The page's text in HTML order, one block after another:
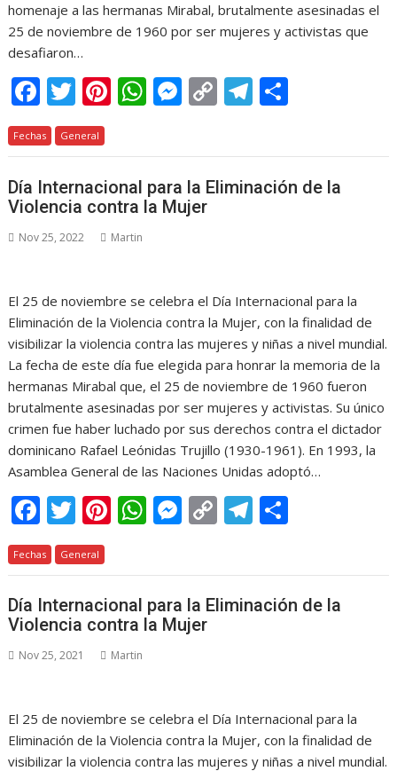
homenaje a las hermanas Mirabal, brutalmente asesinadas el
25 de noviembre de 1960 por ser mujeres y activistas que
desafiaron…
F
ac
e
b
o
o
T
w
itt
er
Pi
er
e
st
W
at
s
A
M
ss
e
n
C
p
y
Li
T
e
gr
a
m
p
ar
Fechas General
Día Internacional para la Eliminación de la
Violencia contra la Mujer
Nov 25, 2022 Martin
El 25 de noviembre se celebra el Día Internacional para la
Eliminación de la Violencia contra la Mujer, con la finalidad de
visibilizar la violencia contra las mujeres y niñas a nivel mundial.
La fecha de este día fue elegida para honrar la memoria de la
hermanas Mirabal que, el 25 de noviembre de 1960 fueron
brutalmente asesinadas por ser mujeres y activistas. Su único
crimen fue haber luchado por sus derechos contra el dictador
dominicano Rafael Leónidas Trujillo (1930-1961). En 1993, la
Asamblea General de las Naciones Unidas adoptó…
F
ac
e
b
o
o
T
w
itt
er
Pi
nt
er
e
st
W
h
at
s
A
M
e
ss
e
n
C
o
p
y
Li
T
el
e
gr
a
m
p
ar
Fechas General
Día Internacional para la Eliminación de la
Violencia contra la Mujer
Nov 25, 2021 Martin
El 25 de noviembre se celebra el Día Internacional para la
Eliminación de la Violencia contra la Mujer, con la finalidad de
visibilizar la violencia contra las mujeres y niñas a nivel mundial.